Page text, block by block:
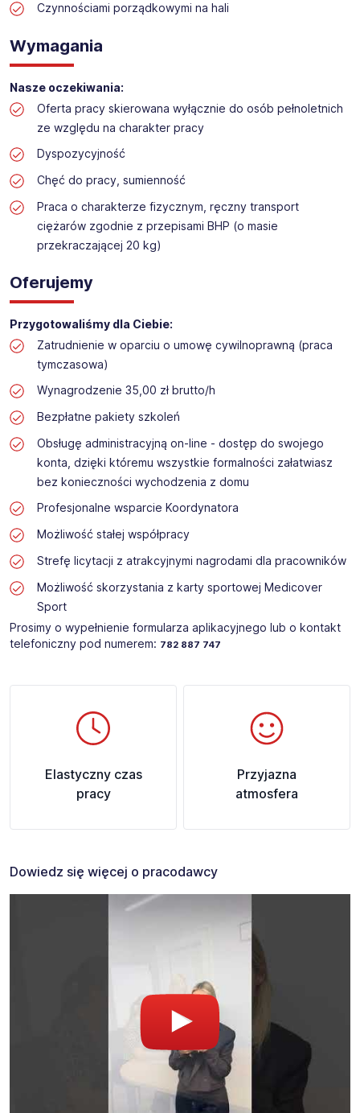
stanowisko:
Lokalizacja: Pabianice
Czynnościami porządkowymi na hali
Wymagania
Nasze oczekiwania:
Oferta pracy skierowana wyłącznie do osób pełnoletnich
ze względu na charakter pracy
Dyspozycyjność
Chęć do pracy, sumienność
Praca o charakterze fizycznym, ręczny transport
ciężarów zgodnie z przepisami BHP (o masie
przekraczającej 20 kg)
Oferujemy
Przygotowaliśmy dla Ciebie:
Zatrudnienie w oparciu o umowę cywilnoprawną (praca
tymczasowa)
Wynagrodzenie 35,00 zł brutto/h
Bezpłatne pakiety szkoleń
Obsługę administracyjną on-line - dostęp do swojego
konta, dzięki któremu wszystkie formalności załatwiasz
bez konieczności wychodzenia z domu
Profesjonalne wsparcie Koordynatora
Możliwość stałej współpracy
Strefę licytacji z atrakcyjnymi nagrodami dla pracowników
Możliwość skorzystania z karty sportowej Medicover
Sport
Prosimy o wypełnienie formularza aplikacyjnego lub o kontakt
telefoniczny pod numerem: 782 887 747
Elastyczny czas
pracy
Przyjazna
atmosfera
Dowiedz się więcej o pracodawcy